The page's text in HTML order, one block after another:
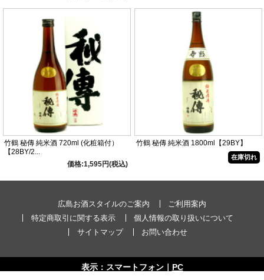
竹鶴 秘傳 純米酒 720ml (化粧箱付）
【28BY/2...
価格:1,595円(税込)
竹鶴 秘傳 純米酒 1800ml【29BY】
在庫切れ
広島お酒スタイルのご案内
ご利用案内
特定商取引に関する表示
個人情報の取り扱いについて
サイトマップ
お問い合わせ
表示：スマートフォン｜ PC